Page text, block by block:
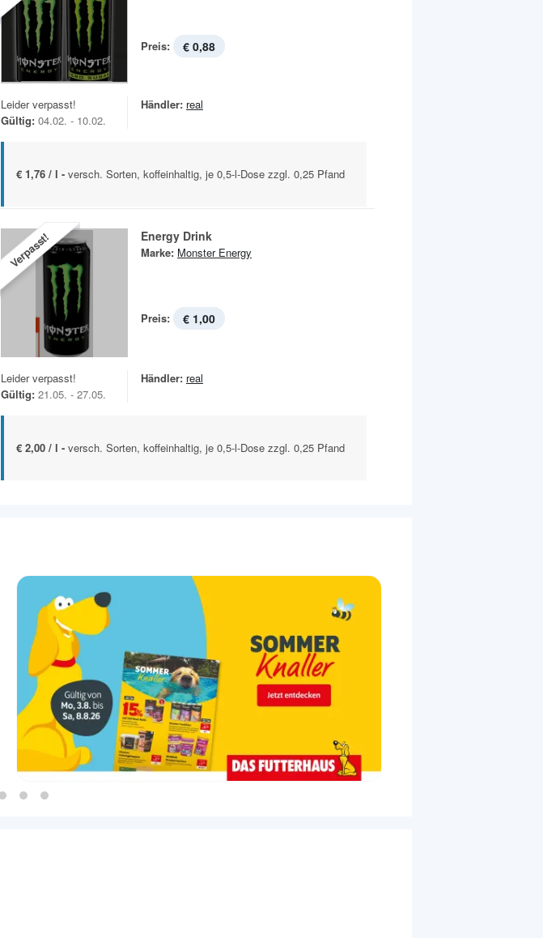
Preis: € 0,88
Leider verpasst!
Gültig: 04.02. - 10.02.
Händler: real
€ 1,76 / l - versch. Sorten, koffeinhaltig, je 0,5-l-Dose zzgl. 0,25 Pfand
Verpasst! Energy Drink
Marke: Monster Energy
Preis: € 1,00
Leider verpasst!
Gültig: 21.05. - 27.05.
Händler: real
€ 2,00 / l - versch. Sorten, koffeinhaltig, je 0,5-l-Dose zzgl. 0,25 Pfand